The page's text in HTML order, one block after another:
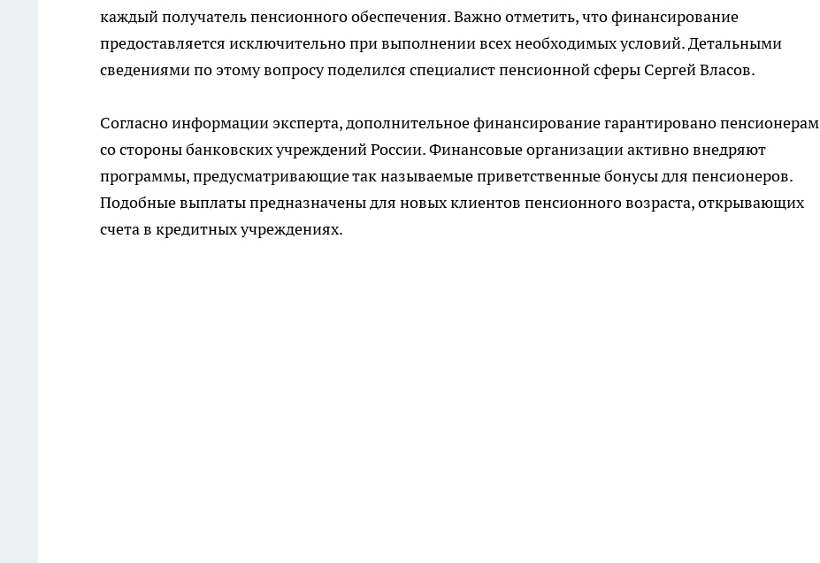
каждый получатель пенсионного обеспечения. Важно отметить, что финансирование
предоставляется исключительно при выполнении всех необходимых условий. Детальными
сведениями по этому вопросу поделился специалист пенсионной сферы Сергей Власов.
Согласно информации эксперта, дополнительное финансирование гарантировано пенсионерам
со стороны банковских учреждений России. Финансовые организации активно внедряют
программы, предусматривающие так называемые приветственные бонусы для пенсионеров.
Подобные выплаты предназначены для новых клиентов пенсионного возраста, открывающих
счета в кредитных учреждениях.